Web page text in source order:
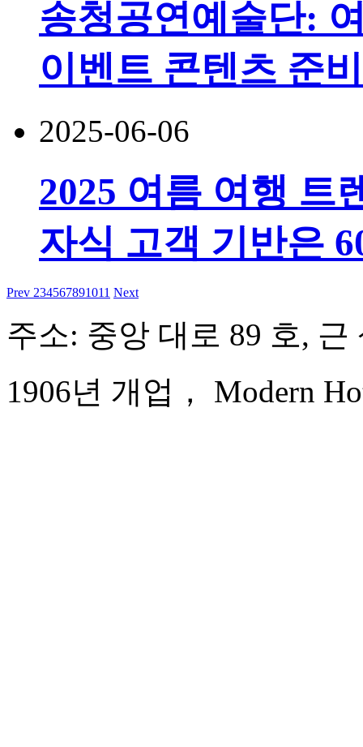
송청공연예술단:
이벤트 콘텐츠 준비
2025-06-06
2025 여름 여행 트
자식 고객 기반은
Prev 234567891011 Next
주소: 중앙 대로 89 호, 근
1906년 개업， Modern